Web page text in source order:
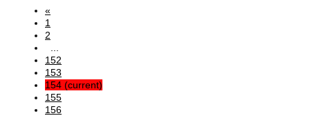
«
1
2
152
153
154 (current)
155
156